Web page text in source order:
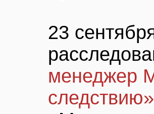
23
менеджер
следствию»